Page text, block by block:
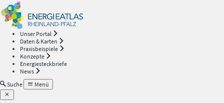
Unser Portal
Daten & Karten
Praxisbeispiele
Konzepte
Energiesteckbriefe
News
Suche
Menü